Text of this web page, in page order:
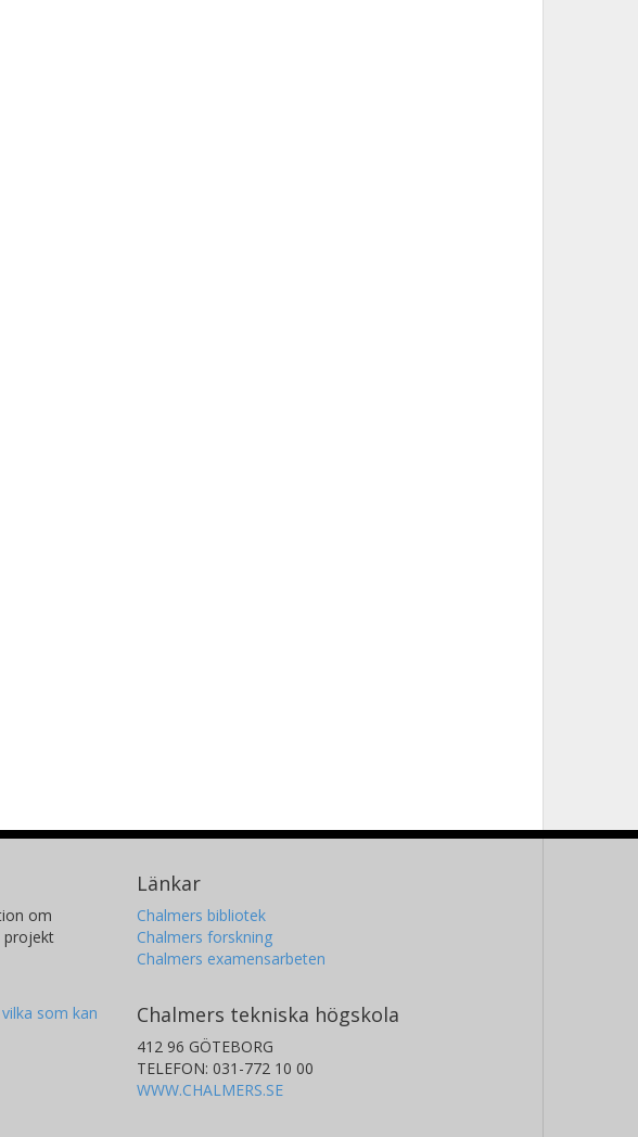
om
projekt
som kan
Länkar
Chalmers bibliotek
Chalmers forskning
Chalmers examensarbeten
Chalmers tekniska högskola
412 96 GÖTEBORG
TELEFON: 031-772 10 00
WWW.CHALMERS.SE